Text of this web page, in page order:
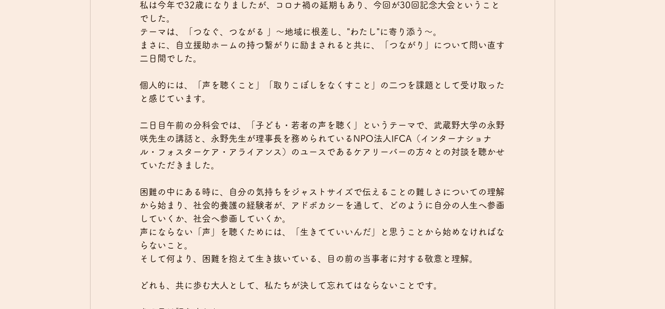
私は今年で32歳になりましたが、コロナ禍の延期もあり、今回が30回記念大会ということ
でした。
テーマは、「つなぐ、つながる 」～地域に根差し、"わたし"に寄り添う～。
まさに、自立援助ホームの持つ繋がりに励まされると共に、「つながり」について問い直す
二日間でした。
個人的には、「声を聴くこと」「取りこぼしをなくすこと」の二つを課題として受け取った
と感じています。
二日目午前の分科会では、「子ども・若者の声を聴く」というテーマで、武蔵野大学の永野
咲先生の講話と、永野先生が理事長を務められているNPO法人IFCA（インターナショナ
ル・フォスターケア・アライアンス）のユースであるケアリーバーの方々との対談を聴かせ
ていただきました。
困難の中にある時に、自分の気持ちをジャストサイズで伝えることの難しさについての理解
から始まり、社会的養護の経験者が、アドボカシーを通して、どのように自分の人生へ参画
していくか、社会へ参画していくか。
声にならない「声」を聴くためには、「生きてていいんだ」と思うことから始めなければな
らないこと。
そして何より、困難を抱えて生き抜いている、目の前の当事者に対する敬意と理解。
どれも、共に歩む大人として、私たちが決して忘れてはならないことです。